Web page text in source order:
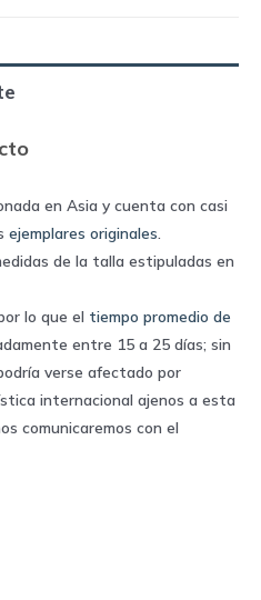
en Asia y cuenta con casi
ejemplares originales.
de la talla estipuladas en
lo que el tiempo promedio de
entre 15 a 25 días; sin
verse afectado por
internacional ajenos a esta
comunicaremos con el